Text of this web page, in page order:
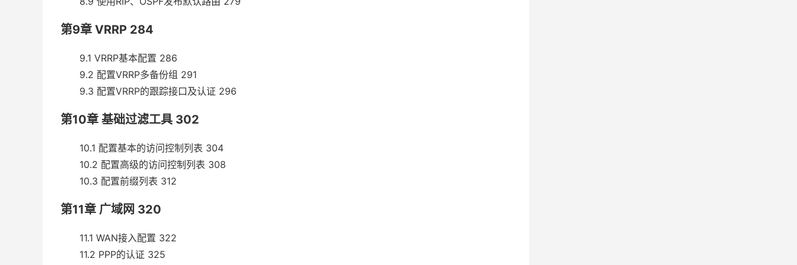
第9章 VRRP 284
9.1 VRRP基本配置 286
9.2 配置VRRP多备份组 291
9.3 配置VRRP的跟踪接口及认证 296
第10章 基础过滤工具 302
10.1 配置基本的访问控制列表 304
10.2 配置高级的访问控制列表 308
10.3 配置前缀列表 312
第11章 广域网 320
11.1 WAN接入配置 322
11.2 PPP的认证 325